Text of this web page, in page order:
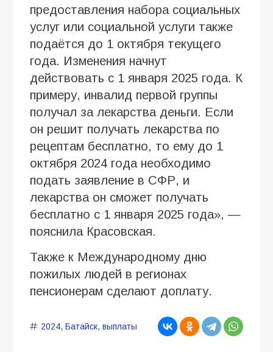
предоставления набора социальных
услуг или социальной услуги также
подаётся до 1 октября текущего
года. Изменения начнут
действовать с 1 января 2025 года. К
примеру, инвалид первой группы
получал за лекарства деньги. Если
он решит получать лекарства по
рецептам бесплатно, то ему до 1
октября 2024 года необходимо
подать заявление в СФР, и
лекарства он сможет получать
бесплатно с 1 января 2025 года», —
пояснила Красовская.
Также к Международному дню
пожилых людей в регионах
пенсионерам сделают доплату.
2024, Батайск, выплаты